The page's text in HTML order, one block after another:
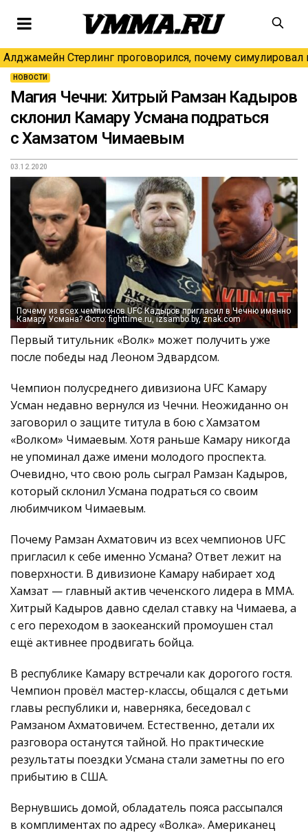
Алджамейн Стерлинг проговорился, почему симулировал
НОВОСТИ
Магия Чечни: Хитрый Рамзан Кадыров
склонил Камару Усмана подраться
с Хамзатом Чимаевым
03.12.2020
Почему из всех чемпионов UFC Кадыров пригласил в Чечню именно
Камару Усмана? Фото: fighttime.ru, izsambo.by, znak.com
Первый титульник «Волк» может получить уже
после победы над Леоном Эдвардсом.
Чемпион полусреднего дивизиона UFC Камару
Усман недавно вернулся из Чечни. Неожиданно он
заговорил о защите титула в бою с Хамзатом
«Волком» Чимаевым. Хотя раньше Камару никогда
не упоминал даже имени молодого проспекта.
Очевидно, что свою роль сыграл Рамзан Кадыров,
который склонил Усмана подраться со своим
любимчиком Чимаевым.
Почему Рамзан Ахматович из всех чемпионов UFC
пригласил к себе именно Усмана? Ответ лежит на
поверхности. В дивизионе Камару набирает ход
Хамзат — главный актив чеченского лидера в ММА.
Хитрый Кадыров давно сделал ставку на Чимаева, а
с его переходом в заокеанский промоушен стал
ещё активнее продвигать бойца.
В республике Камару встречали как дорогого гостя.
Чемпион провёл мастер-классы, общался с детьми
главы республики и, наверняка, беседовал с
Рамзаном Ахматовичем. Естественно, детали их
разговора останутся тайной. Но практические
результаты поездки Усмана стали заметны по его
прибытию в США.
Вернувшись домой, обладатель пояса рассыпался
в комплиментах по адресу «Волка». Американец